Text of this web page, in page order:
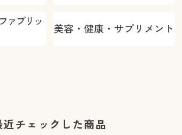
ァブリッ
美容・健康・サプリメント
近チェックした商品